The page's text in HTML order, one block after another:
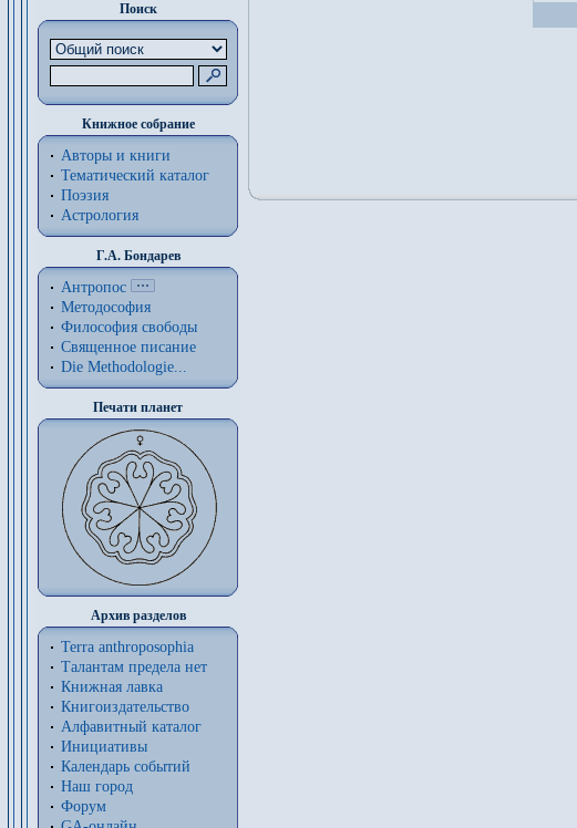
Поиск
Книжное собрание
Авторы и книги
Тематический каталог
Поэзия
Астрология
Г.А. Бондарев
Антропос
Методософия
Философия cвободы
Священное писание
Die Methodologie...
Печати планет
Архив разделов
Terra anthroposophia
Талантам предела нет
Книжная лавка
Книгоиздательство
Алфавитный каталог
Инициативы
Календарь событий
Наш город
Форум